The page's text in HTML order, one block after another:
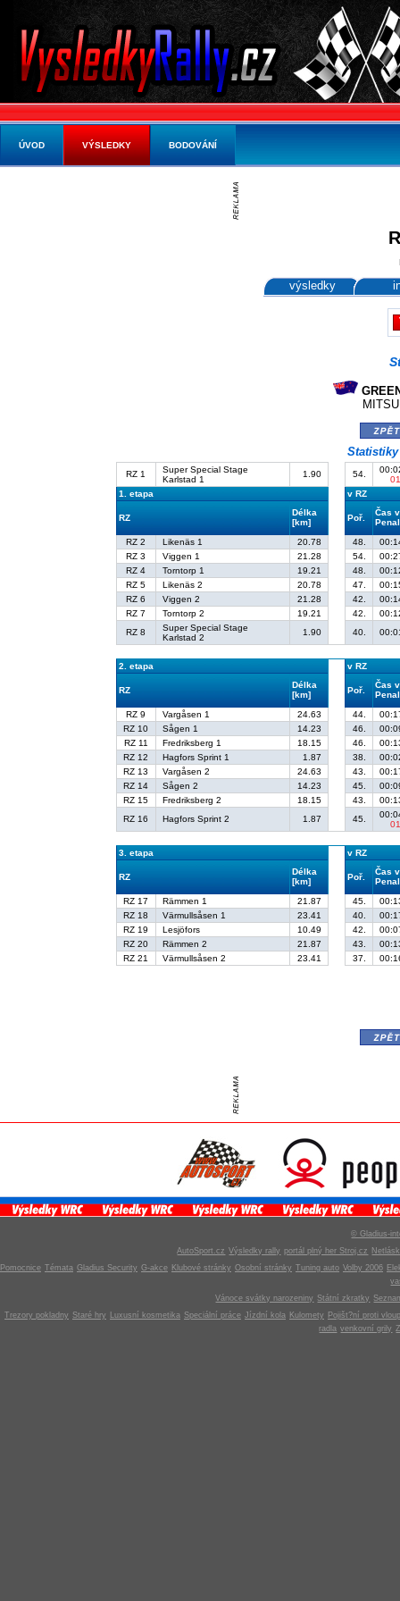
výsledky
RZ 1
Super Special Stage
Karlstad 1
1.90 54.
1. etapa
v RZ
RZ
Délka
[km]
Poř.
Čas
RZ 2
Likenäs 1 20.78 48.
RZ 3
Viggen 1 21.28 54.
RZ 4
Torntorp 1 19.21 48.
RZ 5
Likenäs 2 20.78 47.
RZ 6
Viggen 2 21.28 42.
RZ 7
Torntorp 2 19.21 42.
RZ 8
Super Special Stage
Karlstad 2
1.90 40.
2. etapa v RZ
RZ
Délka
[km]
Poř.
Čas
RZ 9
Vargåsen 1 24.63 44.
RZ 10
Sågen 1 14.23 46.
RZ 11
Fredriksberg 1 18.15 46.
RZ 12
Hagfors Sprint 1 1.87 38.
RZ 13
Vargåsen 2 24.63 43.
RZ 14
Sågen 2 14.23 45.
RZ 15
Fredriksberg 2 18.15 43.
RZ 16
Hagfors Sprint 2 1.87 45.
3. etapa v RZ
RZ
Délka
[km]
Poř.
Čas
RZ 17
Rämmen 1 21.87 45.
RZ 18
Värmullsåsen 1 23.41 40.
RZ 19
Lesjöfors 10.49 42.
RZ 20
Rämmen 2 21.87 43.
RZ 21
Värmullsåsen 2 23.41 37.
© Gladius-
AutoSport.cz Výsledky rally portál plný her Stroj.cz
Pomocnice Témata Gladius Security G-akce Klubové stránky Osobní stránky Tuning auto Volby 2006
Vánoce svátky narozeniny Státní zkratky
Trezory pokladny Staré hry Luxusní kosmetika Speciální práce Jízdní kola Kulomety
Pojišt?ní proti
radla venkovní grily
ÚVOD VÝSLEDKY BODOVÁNÍ